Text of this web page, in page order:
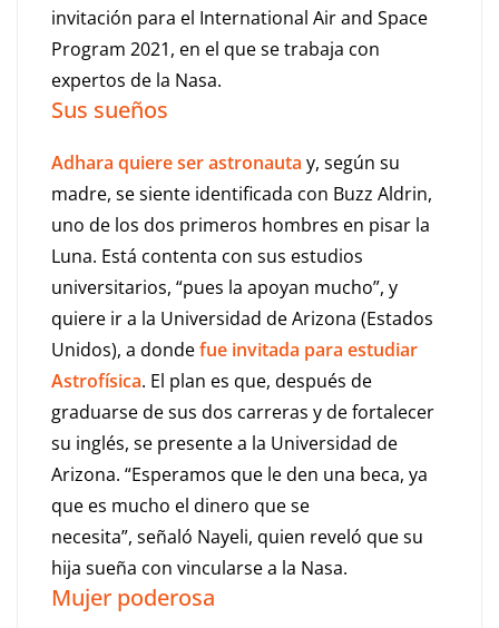
invitación para el International Air and Space
Program 2021, en el que se trabaja con
expertos de la Nasa.
Sus sueños
Adhara quiere ser astronauta y, según su
madre, se siente identificada con Buzz Aldrin,
uno de los dos primeros hombres en pisar la
Luna. Está contenta con sus estudios
universitarios, “pues la apoyan mucho”, y
quiere ir a la Universidad de Arizona (Estados
Unidos), a dondefue invitada para estudiar
Astrofísica. El plan es que, después de
graduarse de sus dos carreras y de fortalecer
su inglés, se presente a la Universidad de
Arizona. “Esperamos que le den una beca, ya
que es mucho el dinero que se
necesita”, señaló Nayeli, quien reveló que su
hija sueña con vincularse a la Nasa.
Mujer poderosa